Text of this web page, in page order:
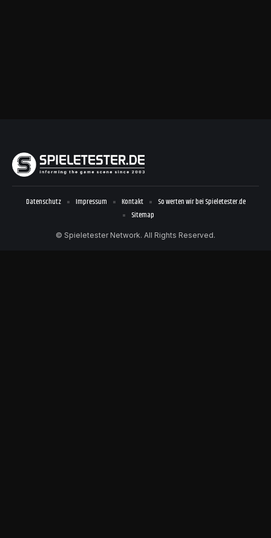
© Spieletester Network. All Rights Reserved.
Datenschutz Impressum Kontakt
So werten wir bei Spieletester.de
Sitemap